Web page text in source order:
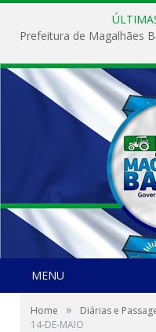
MENU
Home » Diárias e
14-DE-MAIO